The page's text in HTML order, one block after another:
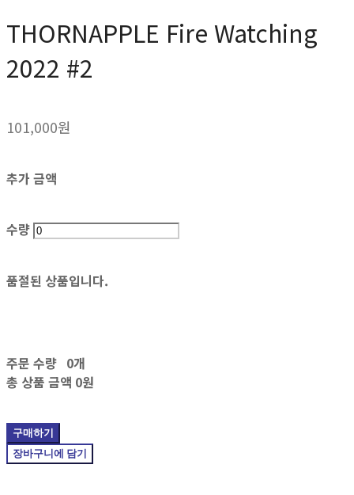
THORNAPPLE Fire Watching
2022 #2
101,000원
추가 금액
수량
품절된 상품입니다.
주문 수량 0개
총 상품 금액 0원
구매하기
장바구니에 담기